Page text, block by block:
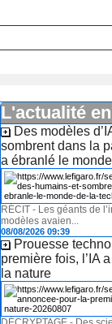
L'actualité
Des modèles
sombrent dans la
a ébranlé le
RÉCIT - Les géants de
modèles avaien...
08/08/2026 09:39
Prouesse
première fois, l’IA
la nature